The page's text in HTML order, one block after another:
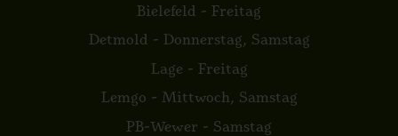
Bielefeld - Freitag
Detmold - Donnerstag, Samstag
Lage - Freitag
Lemgo - Mittwoch, Samstag
PB-Wewer - Samstag